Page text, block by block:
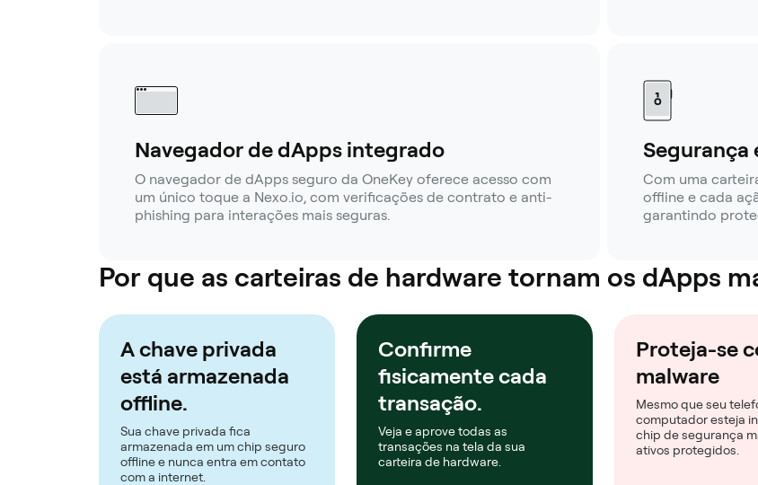
Navegador de dApps integrado
O navegador de dApps seguro da OneKey oferece acesso com
um único toque a Nexo.io, com verificações de contrato e anti-
phishing para interações mais seguras.
Segurança
Com uma
offline e cada
garantindo
Por que as carteiras de hardware tornam os dApps
A chave privada
está armazenada
offline.
Sua chave privada fica
armazenada em um chip seguro
offline e nunca entra em contato
com a internet.
Confirme
fisicamente cada
transação.
Veja e aprove todas as
transações na tela da sua
carteira de hardware.
Proteja-se
malware
Mesmo que seu
computador esteja
chip de segurança
ativos protegidos.